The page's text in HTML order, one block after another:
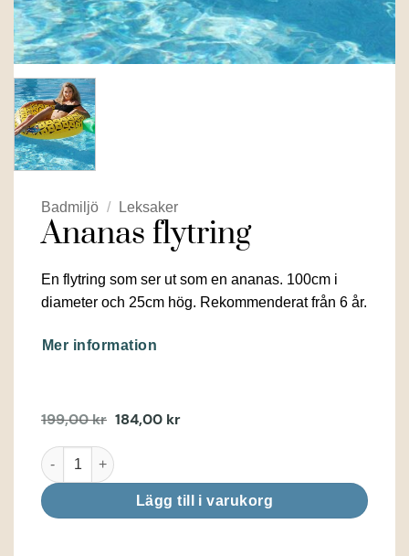
Badmiljö / Leksaker
Ananas flytring
En flytring som ser ut som en ananas. 100cm i
diameter och 25cm hög. Rekommenderat från 6 år.
Mer information
199,00kr Det
var:
184,00 krDet
Ananas flytring mängd
Lägg till i varukorg